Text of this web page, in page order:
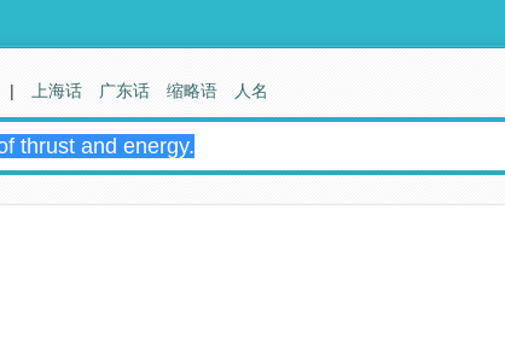
| 上海话 广东话 缩略语 人名